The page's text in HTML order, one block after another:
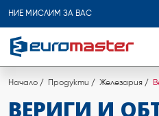
НИЕ МИСЛИМ ЗА ВАС
Начало Продукти Железария
ВЕРИГИ И